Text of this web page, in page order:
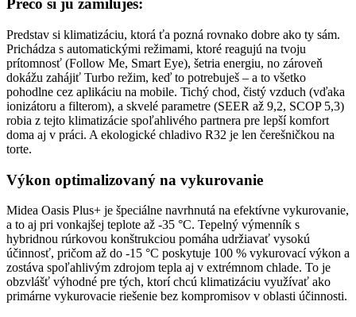
Prečo si ju zamiluješ:
Predstav si klimatizáciu, ktorá ťa pozná rovnako dobre ako ty sám.
Prichádza s automatickými režimami, ktoré reagujú na tvoju
prítomnosť (Follow Me, Smart Eye), šetria energiu, no zároveň
dokážu zahájiť Turbo režim, keď to potrebuješ – a to všetko
pohodlne cez aplikáciu na mobile. Tichý chod, čistý vzduch (vďaka
ionizátoru a filterom), a skvelé parametre (SEER až 9,2, SCOP 5,3)
robia z tejto klimatizácie spoľahlivého partnera pre lepší komfort
doma aj v práci. A ekologické chladivo R32 je len čerešničkou na
torte.
Výkon optimalizovaný na vykurovanie
Midea Oasis Plus+ je špeciálne navrhnutá na efektívne vykurovanie,
a to aj pri vonkajšej teplote až -35 °C. Tepelný výmenník s
hybridnou rúrkovou konštrukciou pomáha udržiavať vysokú
účinnosť, pričom až do -15 °C poskytuje 100 % vykurovací výkon a
zostáva spoľahlivým zdrojom tepla aj v extrémnom chlade. To je
obzvlášť výhodné pre tých, ktorí chcú klimatizáciu využívať ako
primárne vykurovacie riešenie bez kompromisov v oblasti účinnosti.